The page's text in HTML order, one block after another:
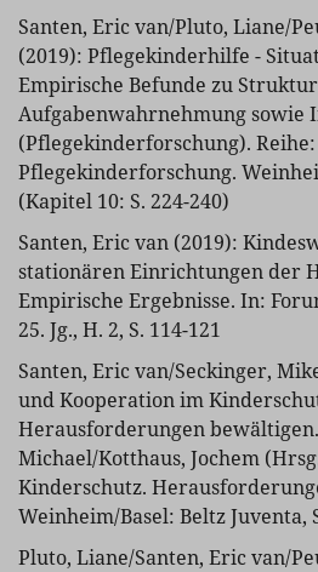
Santen, Eric van/Pluto, Liane/
(2019): Pflegekinderhilfe -
Empirische Befunde zu
Aufgabenwahrnehmung sowie
(Pflegekinderforschung). Reihe:
Pflegekinderforschung.
(Kapitel 10: S. 224-240)
Santen, Eric van (2019):
stationären Einrichtungen der
Empirische Ergebnisse. In:
25. Jg., H. 2, S. 114-121
Santen, Eric van/Seckinger,
und Kooperation im
Herausforderungen
Michael/Kotthaus, Jochem
Kinderschutz.
Weinheim/Basel: Beltz Juventa,
Pluto, Liane/Santen, Eric van/